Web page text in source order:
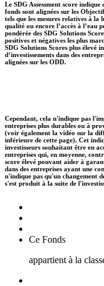
Le SDG Assessment score
fonds sont alignées sur les
tels que les mesures relatives à
qualité ou encore l’accès à l’eau
pondérée des SDG Solutions
positives et négatives les plus
SDG Solutions Scores plus élevé
d’investissements dans des
alignées sur les ODD.
Cependant, cela n'indique pas
entreprises plus durables ou à
(voir également la vidéo sur la
inférieure de cette page). Cet
investisseurs souhaitant être en
entreprises qui, en moyenne,
score élevé pouvant aider à
dans des entreprises ayant une
n'indique pas qu'un changement
s'est produit à la suite de
Ce Fonds
appartient à la